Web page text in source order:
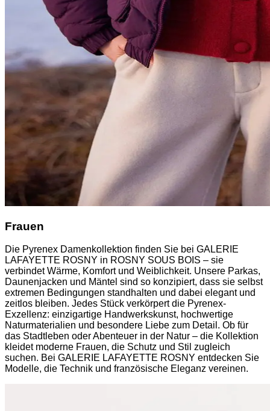
Frauen
Die Pyrenex Damenkollektion finden Sie bei GALERIE
LAFAYETTE ROSNY in ROSNY SOUS BOIS – sie
verbindet Wärme, Komfort und Weiblichkeit. Unsere Parkas,
Daunenjacken und Mäntel sind so konzipiert, dass sie selbst
extremen Bedingungen standhalten und dabei elegant und
zeitlos bleiben. Jedes Stück verkörpert die Pyrenex-
Exzellenz: einzigartige Handwerkskunst, hochwertige
Naturmaterialien und besondere Liebe zum Detail. Ob für
das Stadtleben oder Abenteuer in der Natur – die Kollektion
kleidet moderne Frauen, die Schutz und Stil zugleich
suchen. Bei GALERIE LAFAYETTE ROSNY entdecken Sie
Modelle, die Technik und französische Eleganz vereinen.